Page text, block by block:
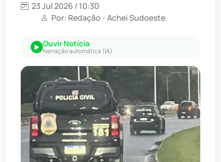
23 Jul 2026 / 10:30
Por: Redação - Achei Sudoeste
Ouvir Notícia
Narração automática (IA)